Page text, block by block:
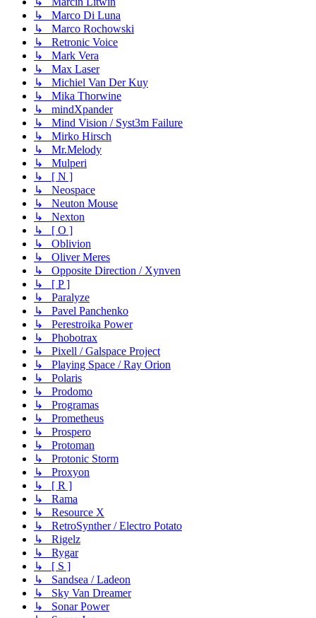
↳ Marco Di Luna
↳ Marco Rochowski
↳ Retronic Voice
↳ Mark Vera
↳ Max Laser
↳ Michiel Van Der Kuy
↳ Mika Thorwine
↳ mindXpander
↳ Mind Vision / Syst3m Failure
↳ Mirko Hirsch
↳ Mr.Melody
↳ Mulperi
↳ [ N ]
↳ Neospace
↳ Neuton Mouse
↳ Nexton
↳ [ O ]
↳ Oblivion
↳ Oliver Meres
↳ Opposite Direction / Xynven
↳ [ P ]
↳ Paralyze
↳ Pavel Panchenko
↳ Perestroika Power
↳ Phobotrax
↳ Pixell / Galspace Project
↳ Playing Space / Ray Orion
↳ Polaris
↳ Prodomo
↳ Programas
↳ Prometheus
↳ Prospero
↳ Protoman
↳ Protonic Storm
↳ Proxyon
↳ [ R ]
↳ Rama
↳ Resource X
↳ RetroSynther / Electro Potato
↳ Rigelz
↳ Rygar
↳ [ S ]
↳ Sandsea / Ladeon
↳ Sky Van Dreamer
↳ Sonar Power